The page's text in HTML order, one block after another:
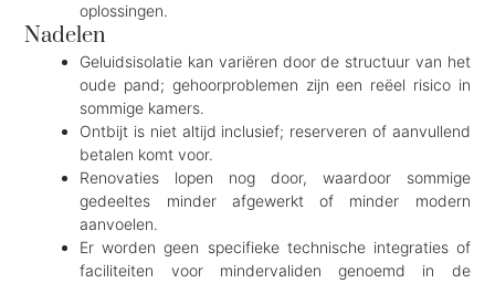
oplossingen.
Nadelen
Geluidsisolatie kan variëren door de structuur van het
oude pand; gehoorproblemen zijn een reëel risico in
sommige kamers.
Ontbijt is niet altijd inclusief; reserveren of aanvullend
betalen komt voor.
Renovaties lopen nog door, waardoor sommige
gedeeltes minder afgewerkt of minder modern
aanvoelen.
Er worden geen specifieke technische integraties of
faciliteiten voor mindervaliden genoemd in de